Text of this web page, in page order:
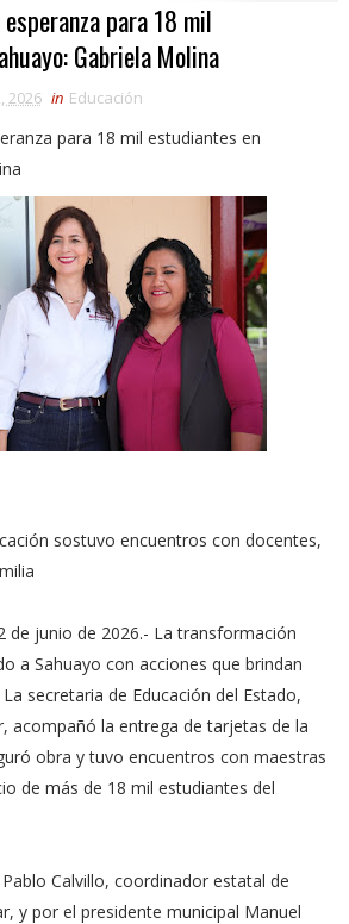
para 18 mil
Gabriela Molina
2026 in Educación
para 18 mil estudiantes en
sostuvo encuentros con docentes,
de junio de 2026.- La transformación
a Sahuayo con acciones que brindan
secretaria de Educación del Estado,
acompañó la entrega de tarjetas de la
obra y tuvo encuentros con maestras
de más de 18 mil estudiantes del
Calvillo, coordinador estatal de
y por el presidente municipal Manuel